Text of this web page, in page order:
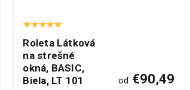
Roleta Látková
na strešné
okná, BASIC,
Biela, LT 101
od €90,49